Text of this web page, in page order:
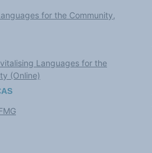
for the Community,
Languages for the
(Online)